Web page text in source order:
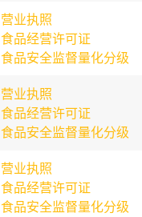
营业执照
食品经营许可证
食品安全监督量化分级
营业执照
食品经营许可证
食品安全监督量化分级
营业执照
食品经营许可证
食品安全监督量化分级